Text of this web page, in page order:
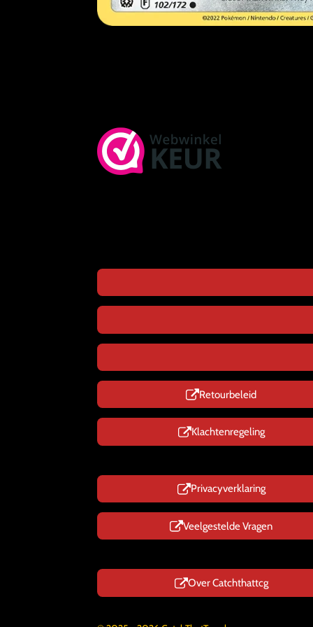
Retourbeleid
Klachtenregeling
Privacyverklaring
Veelgestelde Vragen
Over Catchthattcg